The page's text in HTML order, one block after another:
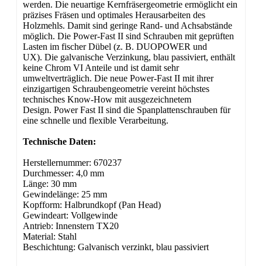
werden. Die neuartige Kernfräsergeometrie ermöglicht ein
präzises Fräsen und optimales Herausarbeiten des
Holzmehls. Damit sind geringe Rand- und Achsabstände
möglich. Die Power-Fast II sind Schrauben mit geprüften
Lasten im fischer Dübel (z. B. DUOPOWER und
UX). Die galvanische Verzinkung, blau passiviert, enthält
keine Chrom VI Anteile und ist damit sehr
umweltverträglich. Die neue Power-Fast II mit ihrer
einzigartigen Schraubengeometrie vereint höchstes
technisches Know-How mit ausgezeichnetem
Design. Power Fast II sind die Spanplattenschrauben für
eine schnelle und flexible Verarbeitung.
Technische Daten:
Herstellernummer: 670237
Durchmesser: 4,0 mm
Länge: 30 mm
Gewindelänge: 25 mm
Kopfform: Halbrundkopf (Pan Head)
Gewindeart: Vollgewinde
Antrieb: Innenstern TX20
Material: Stahl
Beschichtung: Galvanisch verzinkt, blau passiviert